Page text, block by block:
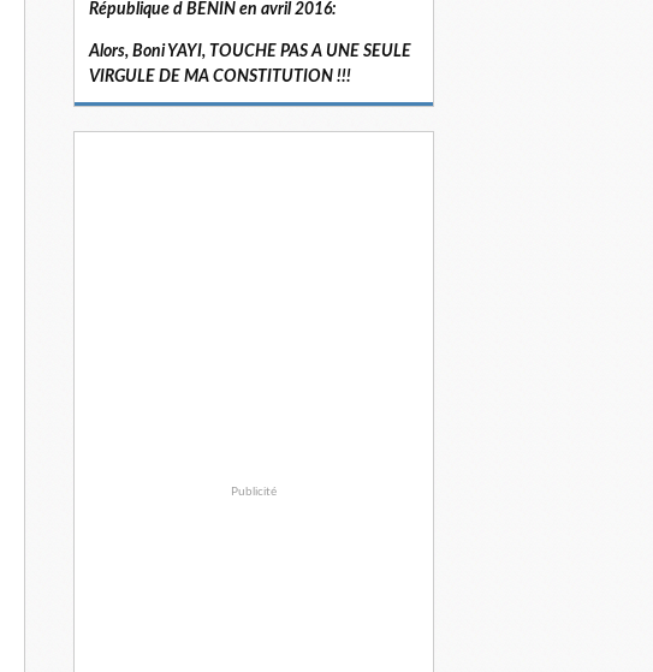
République d BENIN en avril 2016:
Alors, Boni YAYI, TOUCHE PAS A UNE SEULE
VIRGULE DE MA CONSTITUTION !!!
Publicité